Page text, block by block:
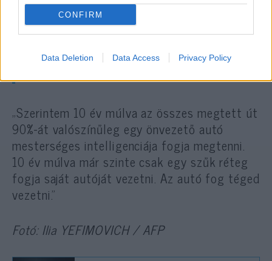
CONFIRM
Data Deletion Data Access Privacy Policy
A jövőre nézve Musk azt jósolta,
hogy egy évtizeden belül
vezetése.
„Szerintem 10 év múlva az összes megtett út
90%-át valószínűleg egy önvezető autó
mesterséges intelligenciája fogja megtenni.
10 év múlva már szinte csak egy szűk réteg
fogja saját autóját vezetni. Az autó fog téged
vezetni.”
Fotó: Ilia YEFIMOVICH / AFP